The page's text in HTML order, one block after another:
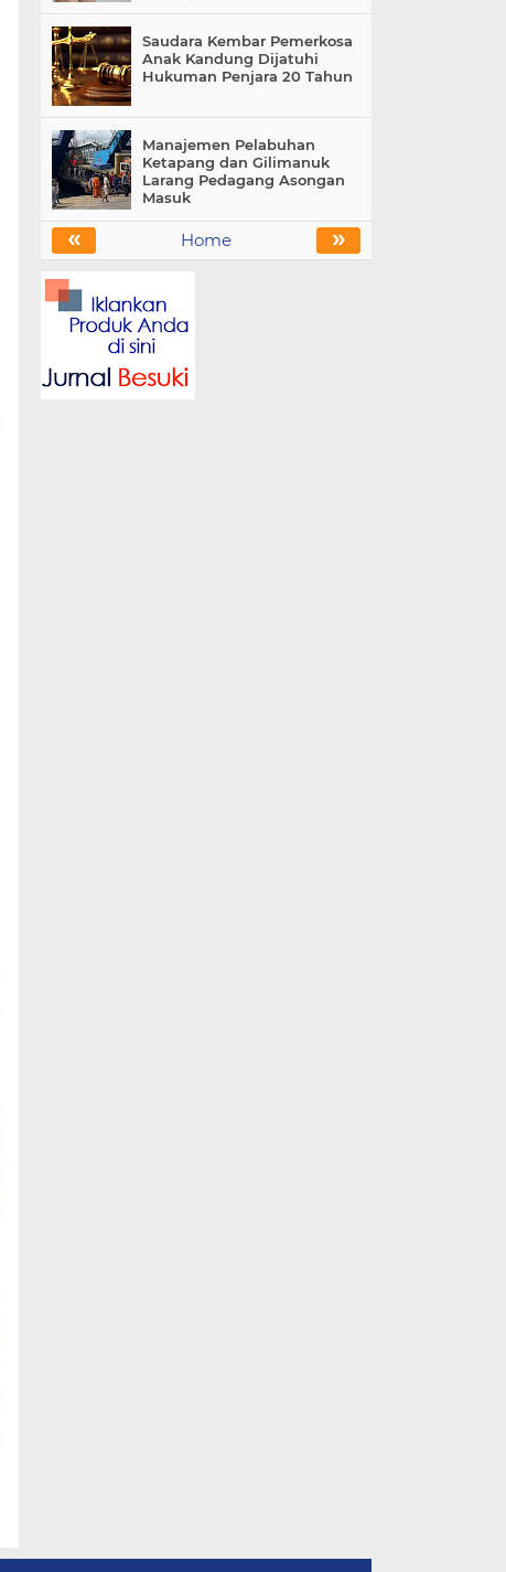
Saudara Kembar Pemerkosa
Anak Kandung Dijatuhi
Hukuman Penjara 20 Tahun
Manajemen Pelabuhan
Ketapang dan Gilimanuk
Larang Pedagang Asongan
Masuk
« »
Home